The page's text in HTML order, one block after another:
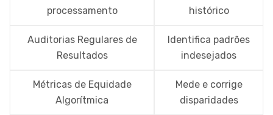
processamento
histórico
Auditorias Regulares de
Resultados
Identifica padrões
indesejados
Métricas de Equidade
Algorítmica
Mede e corrige
disparidades